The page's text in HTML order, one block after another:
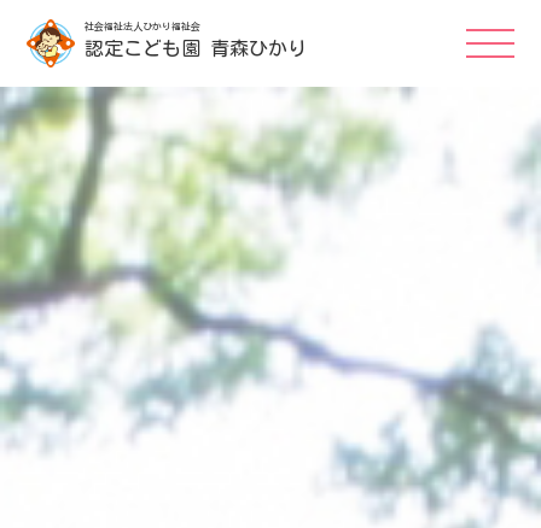
社会福祉法人ひかり福祉会
認定こども園 青森ひかり